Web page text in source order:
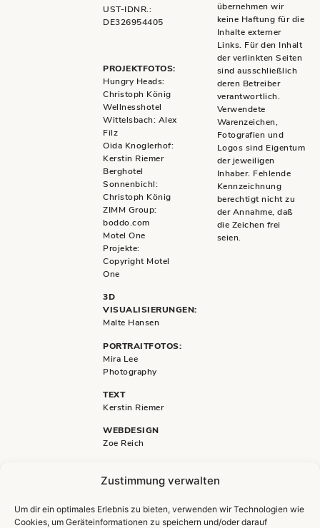
Zustimmung verwalten
Um dir ein optimales Erlebnis zu bieten, verwenden wir Technologien wie
Cookies, um Geräteinformationen zu speichern und/oder darauf
UST-IDNR.:
DE326954405
PROJEKTFOTOS:
Hungry Heads:
Christoph König
Wellnesshotel
Wittelsbach: Alex
Filz
Oida Knoglerhof:
Kerstin Riemer
Berghotel
Sonnenbichl:
Christoph König
ZIMM Group:
boddo.com
Motel One
Projekte:
Copyright Motel
One
3D
VISUALISIERUNGEN:
Malte Hansen
PORTRAITFOTOS:
Mira Lee
Photography
TEXT
Kerstin Riemer
WEBDESIGN
Zoe Reich
übernehmen wir
keine Haftung für die
Inhalte externer
Links. Für den Inhalt
der verlinkten Seiten
sind ausschließlich
deren Betreiber
verantwortlich.
Verwendete
Warenzeichen,
Fotografien und
Logos sind Eigentum
der jeweiligen
Inhaber. Fehlende
Kennzeichnung
berechtigt nicht zu
der Annahme, daß
die Zeichen frei
seien.